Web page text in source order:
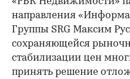
направления
Группы SRG Максим
сохраняющейся
стабилизации цен
принять решение